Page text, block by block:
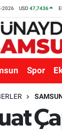
2026 USD47,7436
Spor
Durumu ve